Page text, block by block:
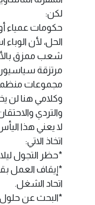
لكن:
حكومات عمياء
الحل، لأن
شعب ممزق
مرتزقة
مجموعات منظمة
وكلامي هنا لن
والتردي
لا يعني هذا
اتخاذ الاتي:
*حظر التجول
*إيقاف العمل
اتحاد الشغل.
*البحث عن حلول